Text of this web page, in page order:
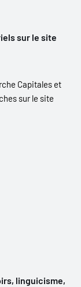
sur le site
Capitales et
sur le site
linguicisme,